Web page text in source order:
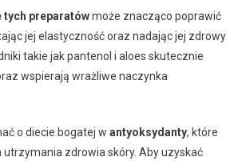
tych preparatówmoże znacząco poprawić
jej elastyczność oraz nadając jej zdrowy
takie jak pantenol i aloes skutecznie
wspierają wrażliwe naczynka
o diecie bogatej w antyoksydanty, które
utrzymania zdrowia skóry. Aby uzyskać